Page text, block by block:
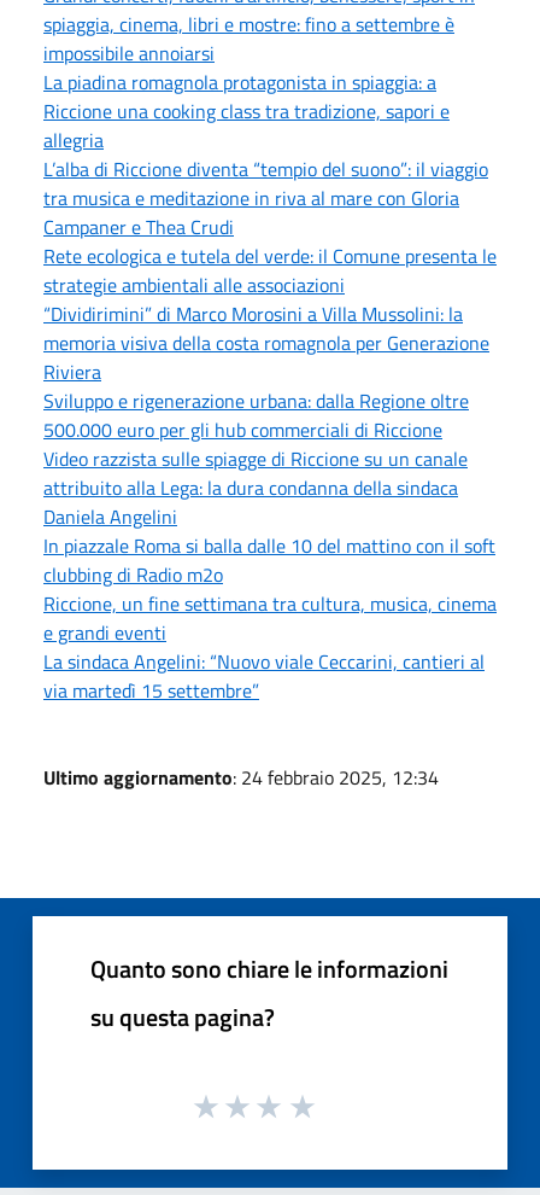
spiaggia, cinema, libri e mostre: fino a settembre è
impossibile annoiarsi
La piadina romagnola protagonista in spiaggia: a
Riccione una cooking class tra tradizione, sapori e
allegria
L’alba di Riccione diventa “tempio del suono”: il viaggio
tra musica e meditazione in riva al mare con Gloria
Campaner e Thea Crudi
Rete ecologica e tutela del verde: il Comune presenta le
strategie ambientali alle associazioni
“Dividirimini” di Marco Morosini a Villa Mussolini: la
memoria visiva della costa romagnola per Generazione
Riviera
Sviluppo e rigenerazione urbana: dalla Regione oltre
500.000 euro per gli hub commerciali di Riccione
Video razzista sulle spiagge di Riccione su un canale
attribuito alla Lega: la dura condanna della sindaca
Daniela Angelini
In piazzale Roma si balla dalle 10 del mattino con il soft
clubbing di Radio m2o
Riccione, un fine settimana tra cultura, musica, cinema
e grandi eventi
La sindaca Angelini: “Nuovo viale Ceccarini, cantieri al
via martedì 15 settembre”
Ultimo aggiornamento: 24 febbraio 2025, 12:34
Quanto sono chiare le informazioni
su questa pagina?